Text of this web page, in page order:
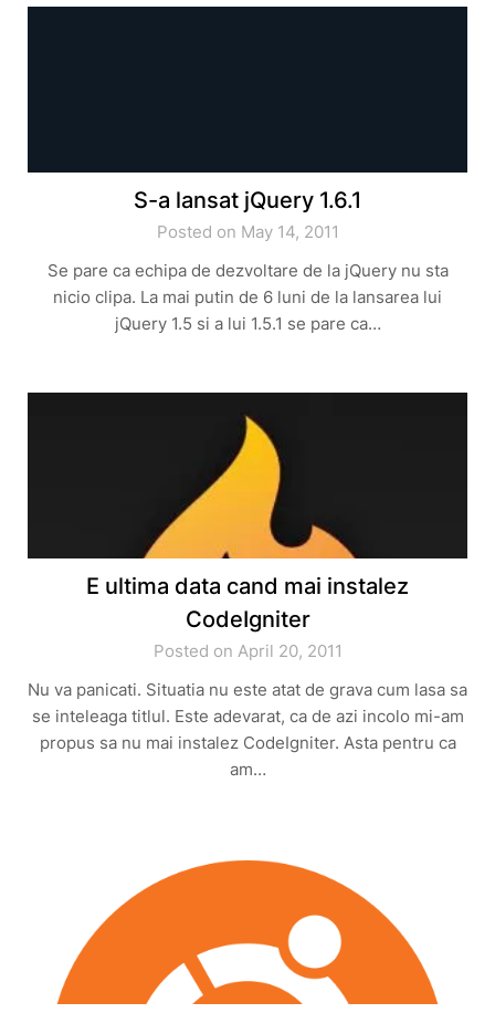
S-a lansat jQuery 1.6.1
Posted on May 14, 2011
Se pare ca echipa de dezvoltare de la jQuery nu sta
nicio clipa. La mai putin de 6 luni de la lansarea lui
jQuery 1.5 si a lui 1.5.1 se pare ca…
E ultima data cand mai instalez
CodeIgniter
Posted on April 20, 2011
Nu va panicati. Situatia nu este atat de grava cum lasa sa
se inteleaga titlul. Este adevarat, ca de azi incolo mi-am
propus sa nu mai instalez CodeIgniter. Asta pentru ca
am…